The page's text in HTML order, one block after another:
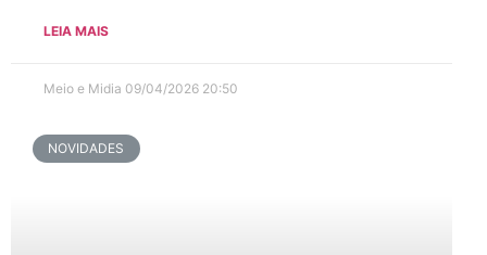
LEIA MAIS
Meio e Midia 09/04/2026 20:50
NOVIDADES